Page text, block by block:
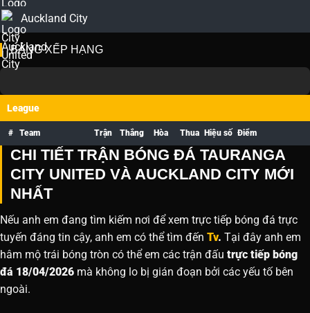
Auckland City
BẢNG XẾP HẠNG
League
# Team Trận Thắng Hòa Thua Hiệu số Điểm
CHI TIẾT TRẬN BÓNG ĐÁ TAURANGA
CITY UNITED VÀ AUCKLAND CITY MỚI
NHẤT
Nếu anh em đang tìm kiếm nơi để xem trực tiếp bóng đá trực
tuyến đáng tin cậy, anh em có thể tìm đến Tv. Tại đây anh em
hâm mộ trái bóng tròn có thể em các trận đấu trực tiếp bóng
đá 18/04/2026 mà không lo bị gián đoạn bởi các yếu tố bên
ngoài.